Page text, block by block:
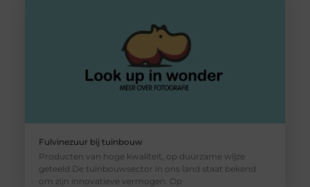
Fulvinezuur bij tuinbouw
Producten van hoge kwaliteit, op duurzame wijze
geteeld De tuinbouwsector in ons land staat bekend
om zijn innovatieve vermogen. Op